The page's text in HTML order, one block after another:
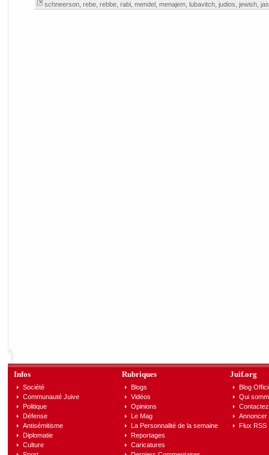
schneerson, rebe, rebbe, rabi, mendel, menajem, lubavitch, judios jewish,
Infos
Société
Communauté Juive
Politique
Défense
Antisémitisme
Diplomatie
Culture
Rubriques
Blogs
Vidéos
Opinions
Le Mag
La Personnalité de la semaine
Reportages
Caricatures
Juif.org
Blog
Qui
Annoncer
Flux RSS